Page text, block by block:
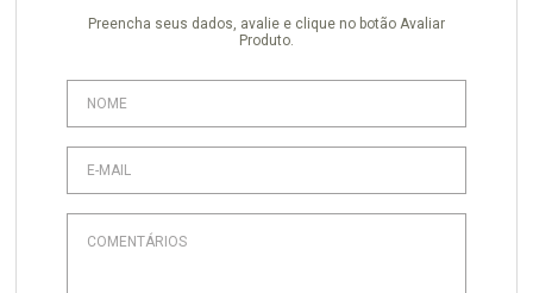
Preencha seus dados, avalie e clique no botão Avaliar
Produto.